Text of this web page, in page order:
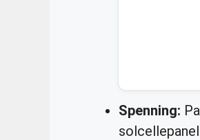
Spenning: